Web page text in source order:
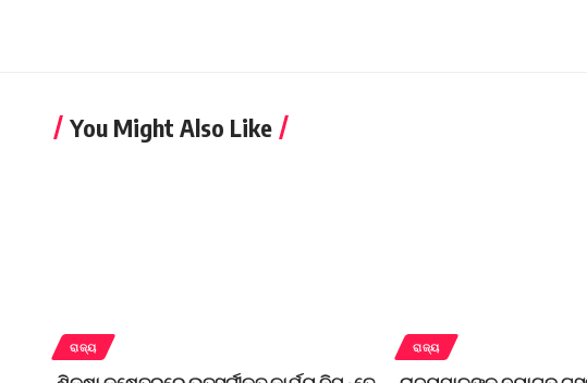
You Might Also Like
ରାଜ୍ୟ ରାଜ୍ୟ